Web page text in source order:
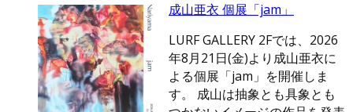
成山亜衣 個展「jam」
LURF GALLERY 2Fでは、2026
年8月21日(金)より成山亜衣に
よる個展「jam」を開催しま
す。 成山は抽象とも具象とも